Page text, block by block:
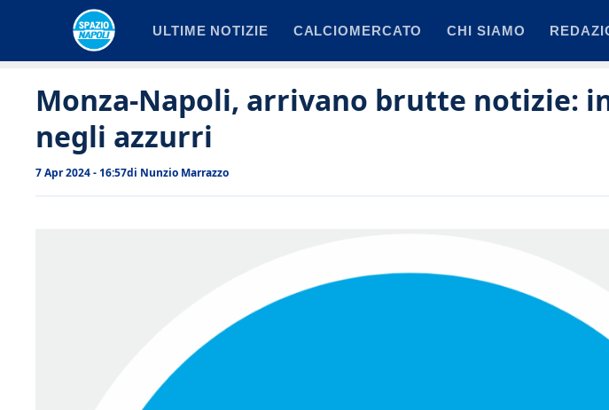
ULTIME NOTIZIE CALCIOMERCATO CHI SIAMO
Monza-Napoli, arrivano brutte notizie:
negli azzurri
7 Apr 2024 - 16:57di Nunzio Marrazzo